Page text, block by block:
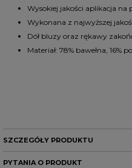
Wysokiej jakości aplikacja na
Wykonana z najwyższej
Dół bluzy oraz rękawy
Materiał: 78% bawełna, 16%
SZCZEGÓŁY PRODUKTU
PYTANIA O PRODUKT